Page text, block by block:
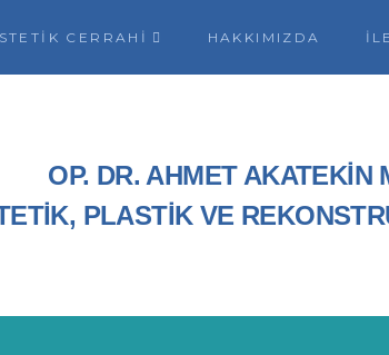
CERRAHI HAKKIMIZDA
OP. DR. AHMET AKATEKİN
PLASTİK VE